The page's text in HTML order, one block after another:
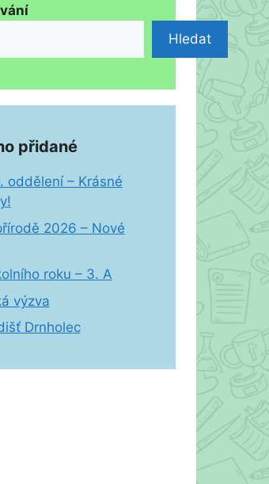
Hledat
přidané
oddělení – Krásné
2026 – Nové
roku – 3. A
výzva
Drnholec